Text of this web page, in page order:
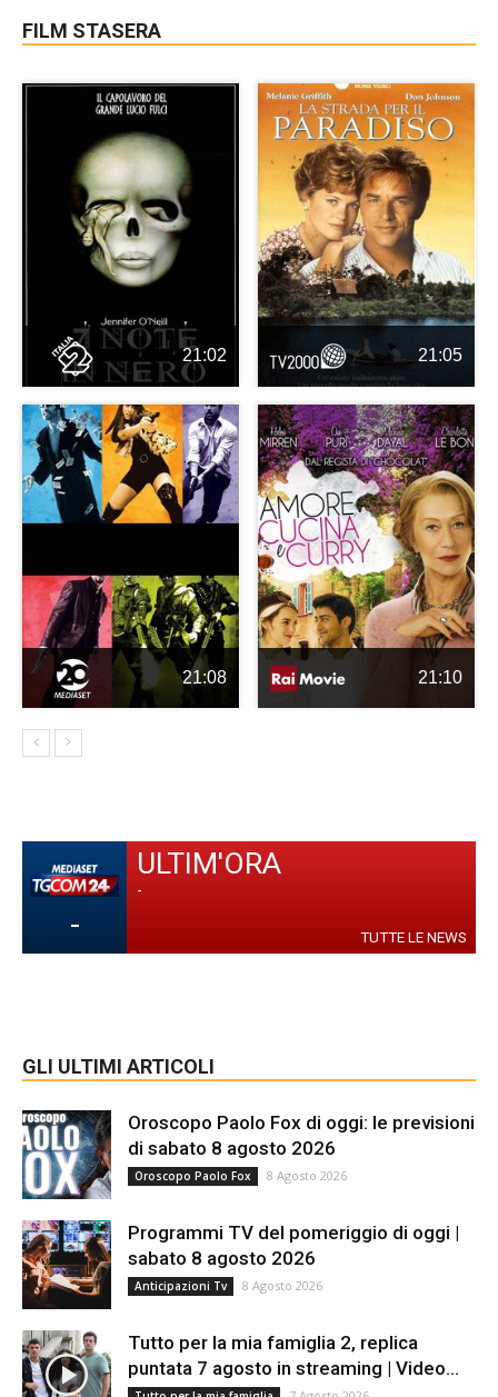
FILM STASERA
21:02 21:05
21:08 21:10
-
ULTIM'ORA
-
TUTTE LE NEWS
GLI ULTIMI ARTICOLI
Oroscopo Paolo Fox di oggi: le previsioni
di sabato 8 agosto 2026
Oroscopo Paolo Fox 8 Agosto 2026
Programmi TV del pomeriggio di oggi |
sabato 8 agosto 2026
Anticipazioni Tv 8 Agosto 2026
Tutto per la mia famiglia 2, replica
puntata 7 agosto in streaming | Video...